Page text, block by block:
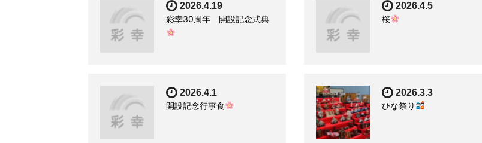
2026.4.19
彩幸30周年 開設記念式典
2026.4.5
桜
2026.4.1
開設記念行事食
2026.3.3
ひな祭り